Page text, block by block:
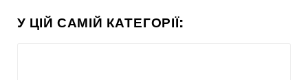
У ЦІЙ САМІЙ КАТЕГОРІЇ: